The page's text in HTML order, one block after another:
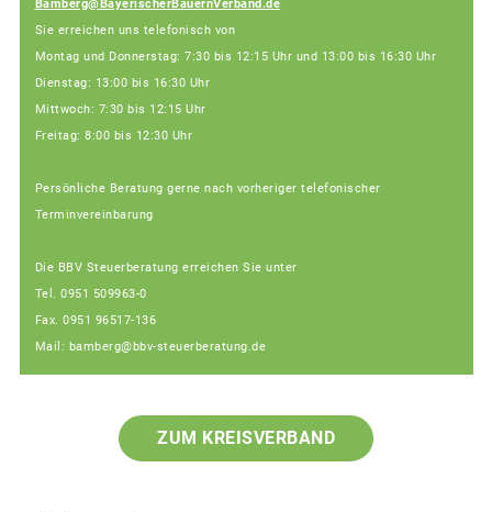
Bamberg@BayerischerBauernVerband.de
Sie erreichen uns telefonisch von
Montag und Donnerstag: 7:30 bis 12:15 Uhr und 13:00 bis 16:30 Uhr
Dienstag: 13:00 bis 16:30 Uhr
Mittwoch: 7:30 bis 12:15 Uhr
Freitag: 8:00 bis 12:30 Uhr
Persönliche Beratung gerne nach vorheriger telefonischer
Terminvereinbarung
Die BBV Steuerberatung erreichen Sie unter
Tel. 0951 509963-0
Fax. 0951 96517-136
Mail: bamberg@bbv-steuerberatung.de
ZUM KREISVERBAND